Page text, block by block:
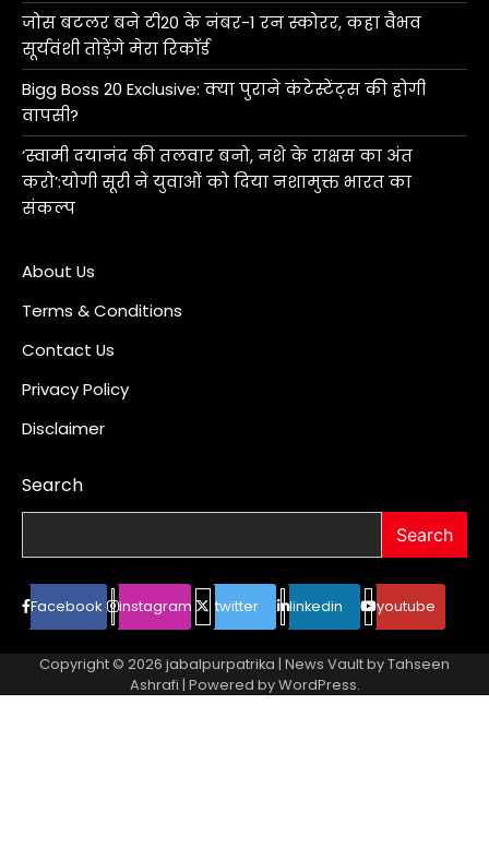
जोस बटलर बने टी20 के नंबर-1 रन स्कोरर, कहा वैभव
सूर्यवंशी तोड़ेंगे मेरा रिकॉर्ड
Bigg Boss 20 Exclusive: क्या पुराने कंटेस्टेंट्स की होगी
वापसी?
‘स्वामी दयानंद की तलवार बनो, नशे के राक्षस का अंत
करो’:योगी सूरी ने युवाओं को दिया नशामुक्त भारत का
संकल्प
About Us
Terms & Conditions
Contact Us
Privacy Policy
Disclaimer
Search
Search
Facebook instagram twitter linkedin youtube
Copyright © 2026 jabalpurpatrika | News Vault byTahseen
Ashrafi | Powered byWordPress.